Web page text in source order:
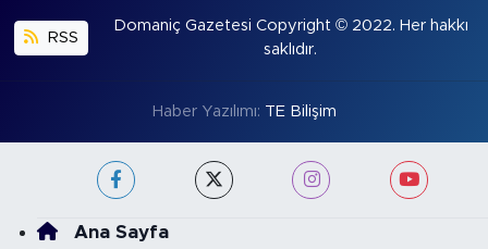
RSS
Domaniç Gazetesi Copyright © 2022. Her hakkı
saklıdır.
Haber Yazılımı: TE Bilişim
Ana Sayfa